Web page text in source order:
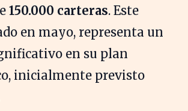
150.000 carteras. Este
en mayo, representa un
en su plan
inicialmente previsto